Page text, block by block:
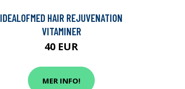
IDEALOFMED HAIR REJUVENATION
VITAMINER
40 EUR
MER INFO!